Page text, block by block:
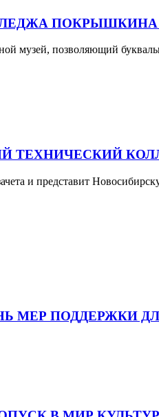
музей, позволяющий
ТЕХНИЧЕСКИЙ
и представит
МЕР ПОДДЕРЖКИ